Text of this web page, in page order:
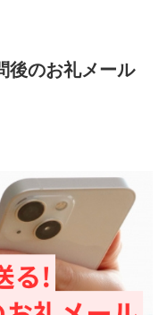
後のお礼メール